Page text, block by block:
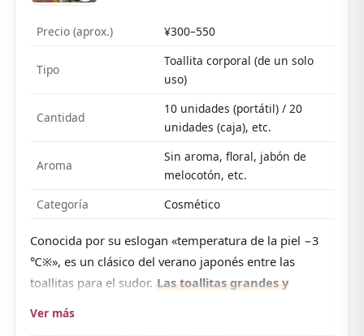
Precio (aprox.) ¥300–550
Tipo
Toallita corporal (de un solo
uso)
Cantidad
10 unidades (portátil) / 20
unidades (caja), etc.
Aroma
Sin aroma, floral, jabón de
melocotón, etc.
Categoría
Cosmético
Conocida por su eslogan «temperatura de la piel −3
℃※», es un clásico del verano japonés entre las
toallitas para el sudor. Las toallitas grandes y
Ver más